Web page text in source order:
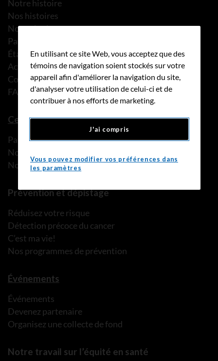
Notre histoire
Nos histoires
Notre équipe
Partenariats
États financiers
Actualités
Communiqués de presse
FAQ
Ce que nous pouvons faire
Parler à une personne de confiance
Nos programmes et services
Nos ressources
Prévention et dépistage
Réduisez votre risque
Détection précoce du cancer
C’est ma vie!
Nos programmes de prévention
Événements
Événements
Devenez partenaire
Organisez une collecte de fond
Notre travail sur l’équité en santé
En utilisant ce site Web, vous acceptez que des
témoins de navigation soient stockés sur votre
appareil afin d'améliorer la navigation du site,
d'analyser votre utilisation de celui-ci et de
contribuer à nos efforts de marketing.
J'ai compris
Vous pouvez modifier vos préférences dans
les paramètres